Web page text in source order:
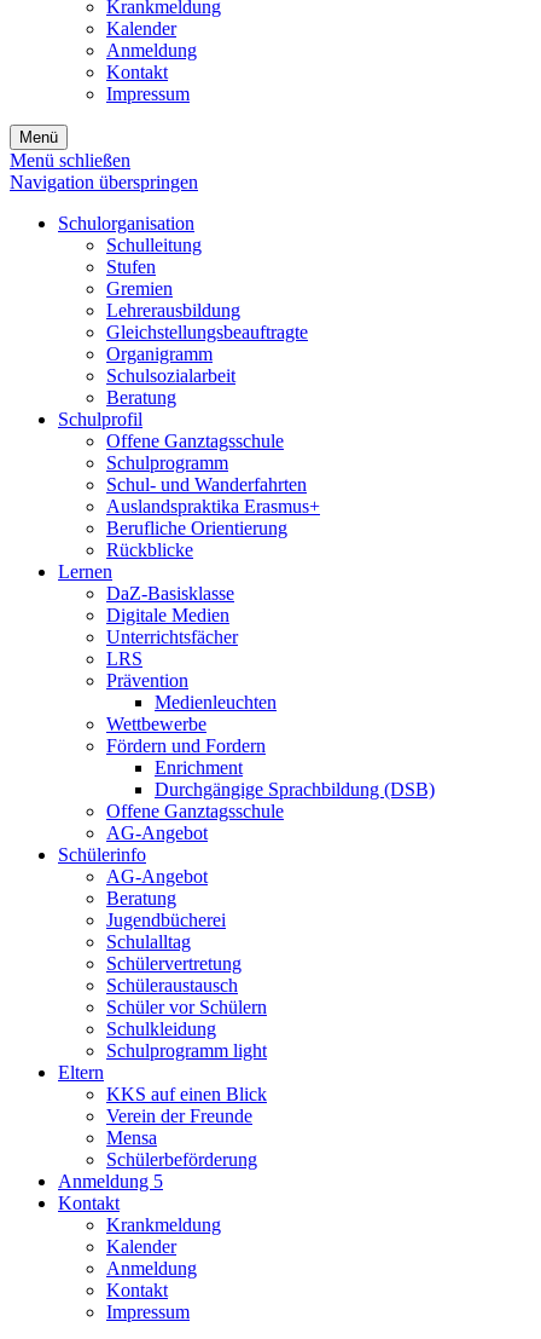
Krankmeldung
Kalender
Anmeldung
Kontakt
Impressum
Menü
Menü schließen
Navigation überspringen
Schulorganisation
Schulleitung
Stufen
Gremien
Lehrerausbildung
Gleichstellungsbeauftragte
Organigramm
Schulsozialarbeit
Beratung
Schulprofil
Offene Ganztagsschule
Schulprogramm
Schul- und Wanderfahrten
Auslandspraktika Erasmus+
Berufliche Orientierung
Rückblicke
Lernen
DaZ-Basisklasse
Digitale Medien
Unterrichtsfächer
LRS
Prävention
Medienleuchten
Wettbewerbe
Fördern und Fordern
Enrichment
Durchgängige Sprachbildung (DSB)
Offene Ganztagsschule
AG-Angebot
Schülerinfo
AG-Angebot
Beratung
Jugendbücherei
Schulalltag
Schülervertretung
Schüleraustausch
Schüler vor Schülern
Schulkleidung
Schulprogramm light
Eltern
KKS auf einen Blick
Verein der Freunde
Mensa
Schülerbeförderung
Anmeldung 5
Kontakt
Krankmeldung
Kalender
Anmeldung
Kontakt
Impressum